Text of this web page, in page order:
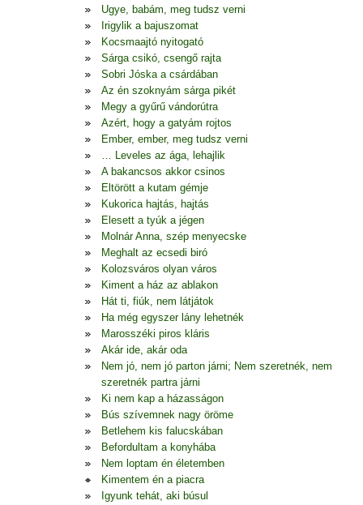
Ugye, babám, meg tudsz verni
Irigylik a bajuszomat
Kocsmaajtó nyitogató
Sárga csikó, csengő rajta
Sobri Jóska a csárdában
Az én szoknyám sárga pikét
Megy a gyűrű vándorútra
Azért, hogy a gatyám rojtos
Ember, ember, meg tudsz verni
… Leveles az ága, lehajlik
A bakancsos akkor csinos
Eltörött a kutam gémje
Kukorica hajtás, hajtás
Elesett a tyúk a jégen
Molnár Anna, szép menyecske
Meghalt az ecsedi biró
Kolozsváros olyan város
Kiment a ház az ablakon
Hát ti, fiúk, nem látjátok
Ha még egyszer lány lehetnék
Marosszéki piros kláris
Akár ide, akár oda
Nem jó, nem jó parton járni; Nem szeretnék, nem
szeretnék partra járni
Ki nem kap a házasságon
Bús szívemnek nagy öröme
Betlehem kis falucskában
Befordultam a konyhába
Nem loptam én életemben
Kimentem én a piacra
Igyunk tehát, aki búsul